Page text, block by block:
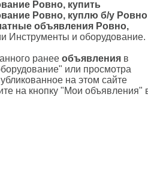
Ровно, купить
Ровно, куплю б/у
объявления Ровно,
Инструменты и оборудование.
ранее объявления в
или просмотра
на этом сайте
на кнопку "Мои объявления"